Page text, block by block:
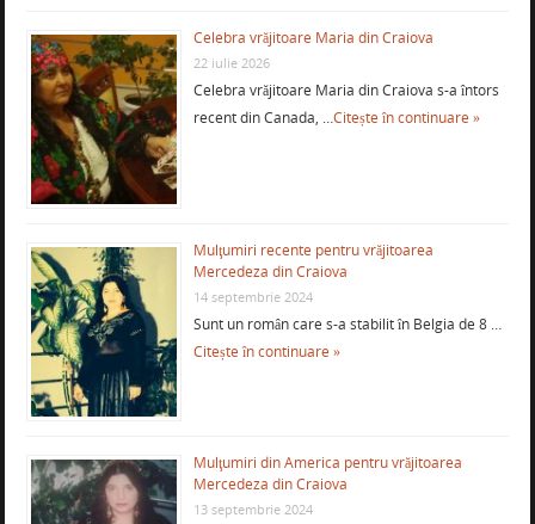
Celebra vrăjitoare Maria din Craiova
22 iulie 2026
Celebra vrăjitoare Maria din Craiova s-a întors
recent din Canada, …Citește în continuare »
Mulţumiri recente pentru vrăjitoarea
Mercedeza din Craiova
14 septembrie 2024
Sunt un român care s-a stabilit în Belgia de 8 …
Citește în continuare »
Mulţumiri din America pentru vrăjitoarea
Mercedeza din Craiova
13 septembrie 2024